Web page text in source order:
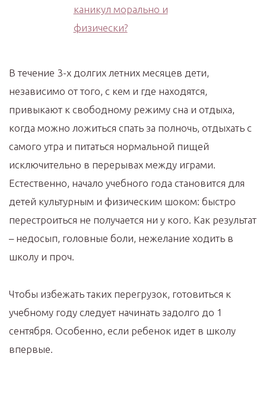
В течение 3-х долгих летних месяцев дети,
независимо от того, с кем и где находятся,
привыкают к свободному режиму сна и отдыха,
когда можно ложиться спать за полночь, отдыхать с
самого утра и питаться нормальной пищей
исключительно в перерывах между играми.
Естественно, начало учебного года становится для
детей культурным и физическим шоком: быстро
перестроиться не получается ни у кого. Как результат
– недосып, головные боли, нежелание ходить в
школу и проч.
Чтобы избежать таких перегрузок, готовиться к
учебному году следует начинать задолго до 1
сентября. Особенно, если ребенок идет в школу
впервые.